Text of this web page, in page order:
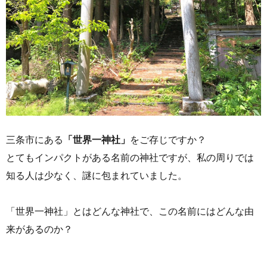
三条市にある 「世界一神社」 をご存じですか？
とてもインパクトがある名前の神社ですが、私の周りでは
知る人は少なく、謎に包まれていました。
「世界一神社」とはどんな神社で、この名前にはどんな由
来があるのか？